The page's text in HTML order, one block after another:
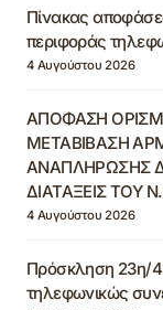
Πίνακας
περιφοράς
4 Αυγούστου 2026
ΑΠΟΦΑΣΗ
ΜΕΤΑΒΙΒΑΣΗ
ΑΝΑΠΛΗΡΩΣΗΣ
ΔΙΑΤΑΞΕΙΣ ΤΟΥ
4 Αυγούστου 2026
Πρόσκληση 23η/
τηλεφωνικώς